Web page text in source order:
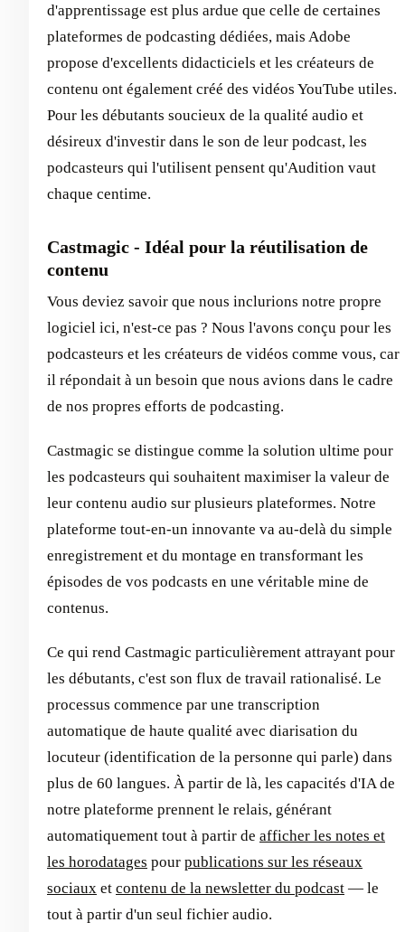
d'apprentissage est plus ardue que celle de certaines
plateformes de podcasting dédiées, mais Adobe
propose d'excellents didacticiels et les créateurs de
contenu ont également créé des vidéos YouTube utiles.
Pour les débutants soucieux de la qualité audio et
désireux d'investir dans le son de leur podcast, les
podcasteurs qui l'utilisent pensent qu'Audition vaut
chaque centime.
Castmagic - Idéal pour la réutilisation de
contenu
Vous deviez savoir que nous inclurions notre propre
logiciel ici, n'est-ce pas ? Nous l'avons conçu pour les
podcasteurs et les créateurs de vidéos comme vous, car
il répondait à un besoin que nous avions dans le cadre
de nos propres efforts de podcasting.
Castmagic se distingue comme la solution ultime pour
les podcasteurs qui souhaitent maximiser la valeur de
leur contenu audio sur plusieurs plateformes. Notre
plateforme tout-en-un innovante va au-delà du simple
enregistrement et du montage en transformant les
épisodes de vos podcasts en une véritable mine de
contenus.
Ce qui rend Castmagic particulièrement attrayant pour
les débutants, c'est son flux de travail rationalisé. Le
processus commence par une transcription
automatique de haute qualité avec diarisation du
locuteur (identification de la personne qui parle) dans
plus de 60 langues. À partir de là, les capacités d'IA de
notre plateforme prennent le relais, générant
automatiquement tout à partir de afficher les notes et
les horodatages pour publications sur les réseaux
sociaux et contenu de la newsletter du podcast — le
tout à partir d'un seul fichier audio.